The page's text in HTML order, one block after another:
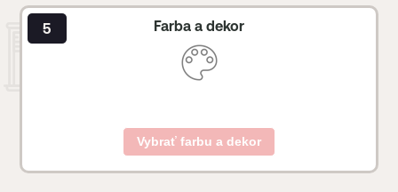
Farba a dekor
Vybrať farbu a dekor